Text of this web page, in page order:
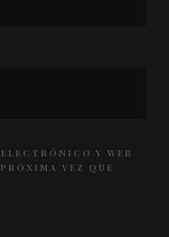
Y WEB
VEZ QUE